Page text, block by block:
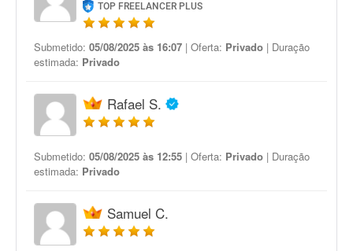
TOP FREELANCER PLUS
Submetido: 05/08/2025 às 16:07 | Oferta: Privado | Duração
estimada: Privado
Rafael S.
Submetido: 05/08/2025 às 12:55 | Oferta: Privado | Duração
estimada: Privado
Samuel C.